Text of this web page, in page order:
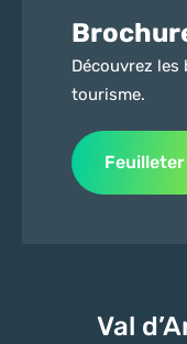
Découvrez les
tourisme.
Feuilleter
Val